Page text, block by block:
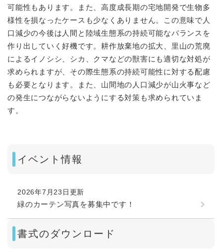
可能性もあります。また、高度成長期の宅地開発で生物多
様性を損なったケースも少なくありません。この意味で人
口減少の今後は人間と陸域生態系の持続可能なバランスを
作り出していく好機です。耕作放棄地の拡大、里山の荒廃
によるイノシシ、シカ、クマなどの獣害にも適切な対処が
求められますが、その際生態系の持続可能性に対する配慮
も必要となります。また、山間地の人口減少が山火事など
の発生につながらないようにする対策も求められていま
す。
イベント情報
2026年7月23日更新
緑のカーテン写真を募集中です！
書式のダウンロード